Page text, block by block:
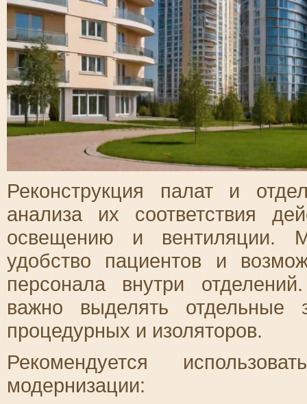
Реконструкция палат и
анализа их соответствия
освещению и вентиляции.
удобство пациентов и
персонала внутри
важно выделять отдельные
процедурных и изоляторов.
Рекомендуется
модернизации: